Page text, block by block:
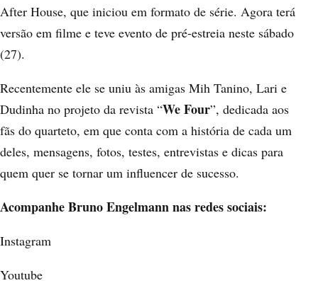
After House, que iniciou em formato de série. Agora terá
versão em filme e teve evento de pré-estreia neste sábado
(27).
Recentemente ele se uniu às amigas Mih Tanino, Lari e
Dudinha no projeto da revista “We Four”, dedicada aos
fãs do quarteto, em que conta com a história de cada um
deles, mensagens, fotos, testes, entrevistas e dicas para
quem quer se tornar um influencer de sucesso.
Acompanhe Bruno Engelmann nas redes sociais:
Instagram
Youtube